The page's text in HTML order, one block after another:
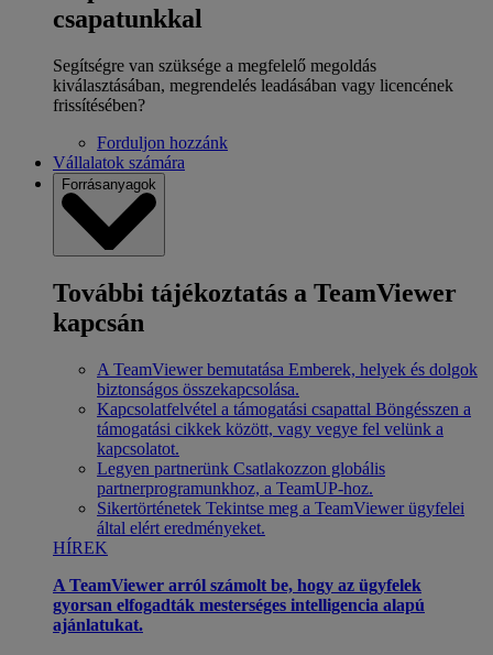
csapatunkkal
Segítségre van szüksége a megfelelő megoldás
kiválasztásában, megrendelés leadásában vagy licencének
frissítésében?
Forduljon hozzánk
Vállalatok számára
Forrásanyagok
További tájékoztatás a TeamViewer
kapcsán
A TeamViewer bemutatása Emberek, helyek és dolgok
biztonságos összekapcsolása.
Kapcsolatfelvétel a támogatási csapattal Böngésszen a
támogatási cikkek között, vagy vegye fel velünk a
kapcsolatot.
Legyen partnerünk Csatlakozzon globális
partnerprogramunkhoz, a TeamUP-hoz.
Sikertörténetek Tekintse meg a TeamViewer ügyfelei
által elért eredményeket.
HÍREK
A TeamViewer arról számolt be, hogy az ügyfelek
gyorsan elfogadták mesterséges intelligencia alapú
ajánlatukat.